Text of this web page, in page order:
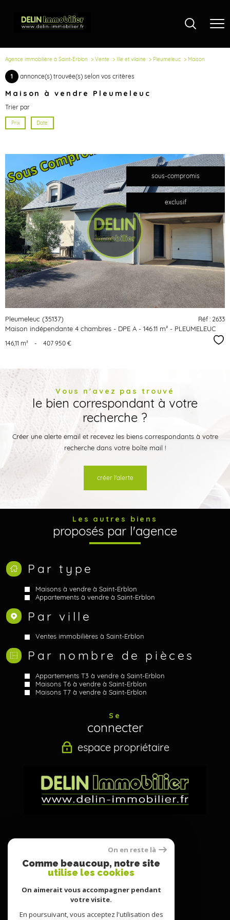
Agence immobilière à Saint-Erblon Vente Ille et vilaine Pleumeleuc Maison
1 annonce(s) trouvée(s) selon vos critères
Maison à vendre Pleumeleuc
Trier par
Prix Date
sous-compromis
exclusif
voir le
bien
Pleumeleuc (35137)
Maison indépendante 4 chambres - DPE A - 146.11 m² - PLEUMELEUC
Réf : 2633
146,11 m² - 407 950 €
Vous n'avez pas trouvé
le bien correspondant à votre
recherche ?
Créer une alerte email et recevez les biens correspondants à votre
recherche dans votre boîte mail !
créer l'alerte
Les autres biens
proposés par l'agence
Par type
Maisons à vendre à Saint-Erblon
Appartements à vendre à Saint-Erblon
Par ville
Ventes immobilières à Saint-Erblon
Par nombre de pièces
Appartements T3 à vendre à Saint-Erblon
Maisons T6 à vendre à Saint-Erblon
Maisons T7 à vendre à Saint-Erblon
Se
connecter
espace propriétaire
Nous
suivre
Nous
adhérons
On en reste là
Comme beaucoup, notre site
utilise les cookies
On aimerait vous accompagner pendant
votre visite.
En poursuivant, vous acceptez l'utilisation des